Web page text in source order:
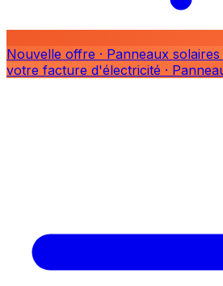
Nouvelle offre · Panneaux
votre facture d'électricité ·